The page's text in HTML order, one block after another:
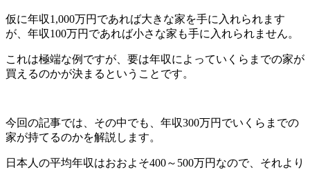
仮に年収1,000万円であれば大きな家を手に入れられます
が、年収100万円であれば小さな家も手に入れられません。
これは極端な例ですが、要は年収によっていくらまでの家が
買えるのかが決まるということです。
今回の記事では、その中でも、年収300万円でいくらまでの
家が持てるのかを解説します。
日本人の平均年収はおおよそ400～500万円なので、それより